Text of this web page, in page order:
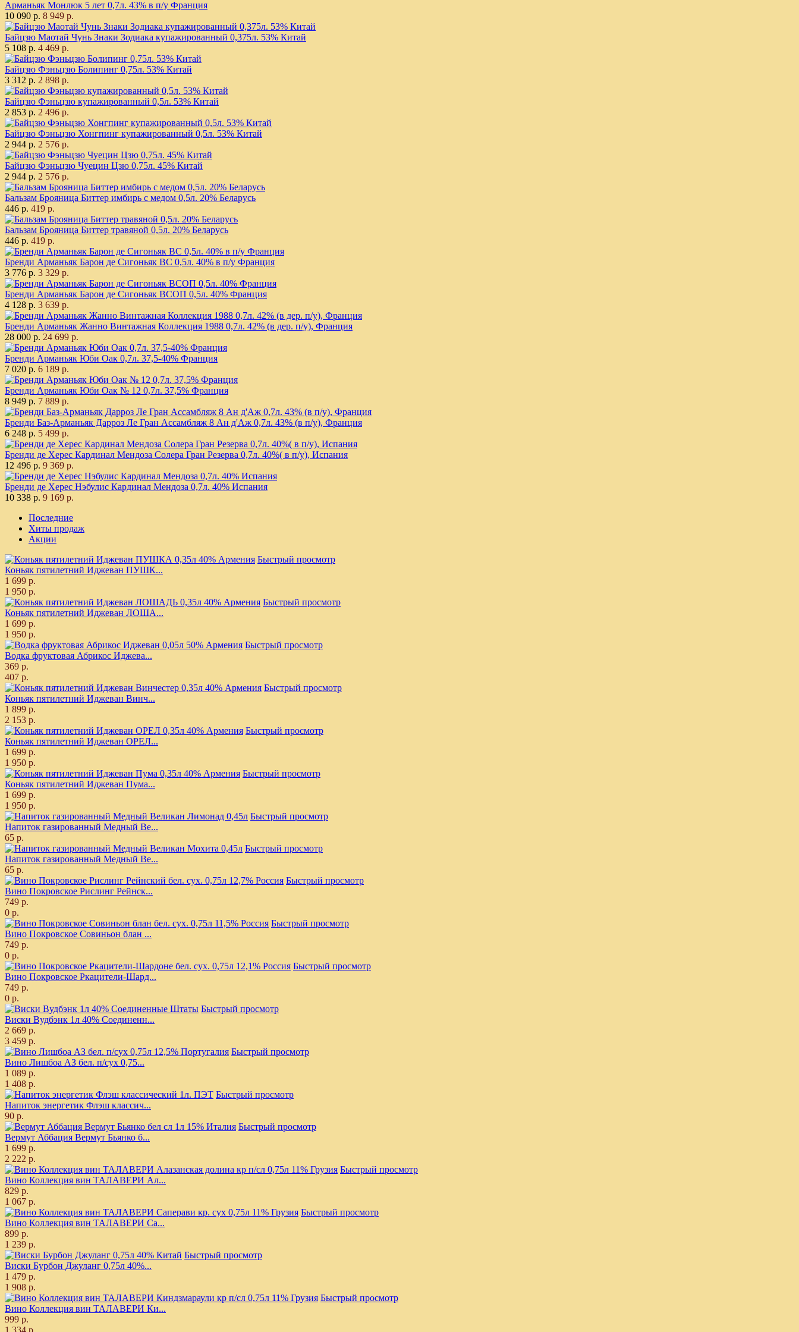
Арманьяк Монлюк 5 лет 0,7л. 43% в п/у Франция
10 090 р. 8 949 р.
Байцзю Маотай Чунь Знаки Зодиака купажированный 0,375л. 53% Китай
5 108 р. 4 469 р.
Байцзю Фэньцзю Болипинг 0,75л. 53% Китай
3 312 р. 2 898 р.
Байцзю Фэньцзю купажированный 0,5л. 53% Китай
2 853 р. 2 496 р.
Байцзю Фэньцзю Хонгпинг купажированный 0,5л. 53% Китай
2 944 р. 2 576 р.
Байцзю Фэньцзю Чуецин Цзю 0,75л. 45% Китай
2 944 р. 2 576 р.
Бальзам Брояница Биттер имбирь с медом 0,5л. 20% Беларусь
446 р. 419 р.
Бальзам Брояница Биттер травяной 0,5л. 20% Беларусь
446 р. 419 р.
Бренди Арманьяк Барон де Сигоньяк ВС 0,5л. 40% в п/у Франция
3 776 р. 3 329 р.
Бренди Арманьяк Барон де Сигоньяк ВСОП 0,5л. 40% Франция
4 128 р. 3 639 р.
Бренди Арманьяк Жанно Винтажная Коллекция 1988 0,7л. 42% (в дер. п/у), Франция
28 000 р. 24 699 р.
Бренди Арманьяк Юби Оак 0,7л. 37,5-40% Франция
7 020 р. 6 189 р.
Бренди Арманьяк Юби Оак № 12 0,7л. 37,5% Франция
8 949 р. 7 889 р.
Бренди Баз-Арманьяк Дарроз Ле Гран Ассамбляж 8 Ан д'Аж 0,7л. 43% (в п/у), Франция
6 248 р. 5 499 р.
Бренди де Херес Кардинал Мендоза Солера Гран Резерва 0,7л. 40%( в п/у), Испания
12 496 р. 9 369 р.
Бренди де Херес Нэбулис Кардинал Мендоза 0,7л. 40% Испания
10 338 р. 9 169 р.
Последние
Хиты продаж
Акции
Быстрый просмотр
Коньяк пятилетний Иджеван ПУШК...
1 699 р.
1 950 р.
Быстрый просмотр
Коньяк пятилетний Иджеван ЛОША...
1 699 р.
1 950 р.
Быстрый просмотр
Водка фруктовая Абрикос Иджева...
369 р.
407 р.
Быстрый просмотр
Коньяк пятилетний Иджеван Винч...
1 899 р.
2 153 р.
Быстрый просмотр
Коньяк пятилетний Иджеван ОРЕЛ...
1 699 р.
1 950 р.
Быстрый просмотр
Коньяк пятилетний Иджеван Пума...
1 699 р.
1 950 р.
Быстрый просмотр
Напиток газированный Медный Ве...
65 р.
Быстрый просмотр
Напиток газированный Медный Ве...
65 р.
Быстрый просмотр
Вино Покровское Рислинг Рейнск...
749 р.
0 р.
Быстрый просмотр
Вино Покровское Совиньон блан ...
749 р.
0 р.
Быстрый просмотр
Вино Покровское Ркацители-Шард...
749 р.
0 р.
Быстрый просмотр
Виски Вудбэнк 1л 40% Соединенн...
2 669 р.
3 459 р.
Быстрый просмотр
Вино Лишбоа АЗ бел. п/сух 0,75...
1 089 р.
1 408 р.
Быстрый просмотр
Напиток энергетик Флэш классич...
90 р.
Быстрый просмотр
Вермут Аббация Вермут Бьянко б...
1 699 р.
2 222 р.
Быстрый просмотр
Вино Коллекция вин ТАЛАВЕРИ Ал...
829 р.
1 067 р.
Быстрый просмотр
Вино Коллекция вин ТАЛАВЕРИ Са...
899 р.
1 239 р.
Быстрый просмотр
Виски Бурбон Джуланг 0,75л 40%...
1 479 р.
1 908 р.
Быстрый просмотр
Вино Коллекция вин ТАЛАВЕРИ Ки...
999 р.
1 334 р.